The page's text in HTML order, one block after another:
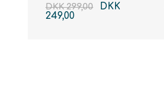
DKK 299,00
DKK
249,00